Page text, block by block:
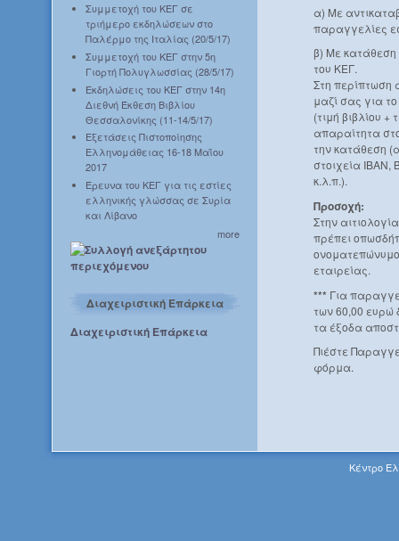
Συμμετοχή του ΚΕΓ σε
τριήμερο εκδηλώσεων στο
Παλέρμο της Ιταλίας (20/5/17)
Συμμετοχή του ΚΕΓ στην 5η
Γιορτή Πολυγλωσσίας (28/5/17)
Εκδηλώσεις του ΚΕΓ στην 14η
Διεθνή Έκθεση Βιβλίου
Θεσσαλονίκης (11-14/5/17)
Εξετάσεις Πιστοποίησης
Ελληνομάθειας 16-18 Μαΐου
2017
Έρευνα του ΚΕΓ για τις εστίες
ελληνικής γλώσσας σε Συρία
και Λίβανο
more
Διαχειριστική Επάρκεια
Διαχειριστική Επάρκεια
α) Με
παραγγελίες
β) Με κατάθεση
του ΚΕΓ.
Στη περίπτωση
μαζί σας για
(τιμή βιβλίου
απαραίτητα
την κατάθεση
στοιχεία IBAN,
κ.λ.π.).
Προσοχή:
Στην
πρέπει
εταιρείας.
*** Για
των 60,00 ευρώ
τα έξοδα
Πιέστε
φόρμα.
Κέντρο